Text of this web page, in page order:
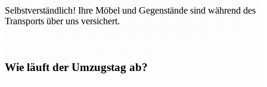
Selbstverständlich! Ihre Möbel und Gegenstände sind während des
Transports über uns versichert.
Wie läuft der Umzugstag ab?